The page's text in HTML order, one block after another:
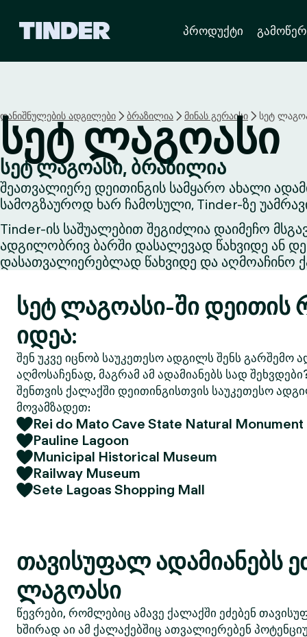
H
o
m
e
პროდუქტი
დანიშნულების ადგილები ბრაზილია მინას გერაისი სეტ
სეტ ლაგოასი
სეტ ლაგოასი, ბრაზილია
შეათვალიერე დეითინგის სამყარო ახალი
სამოგზაუროდ ხარ ჩამოსული, Tinder-ზე
Tinder-ის საშუალებით შეგიძლია დაიმეჩო
ადგილობრივ ბარში დასალევად წახვიდე ან
დასათვალიერებლად წახვიდე და აღმოაჩინო
სეტ ლაგოასი-ში დეითის
იდეა:
შენ უკვე იცნობ საუკეთესო ადგილს შენს გარშემო
აღმოსაჩენად, მაგრამ ამ ადამიანებს სად
შენთვის ქალაქში დეითინგისთვის საუკეთესო
მოვამზადეთ:
Rei do Mato Cave State Natural Monument
Pauline Lagoon
Municipal Historical Museum
Railway Museum
Sete Lagoas Shopping Mall
თავისუფალ ადამიანებს
ლაგოასი
წევრები, რომლებიც ამავე ქალაქში ეძებენ
ხშირად აი ამ ქალაქებშიც ათვალიერებენ